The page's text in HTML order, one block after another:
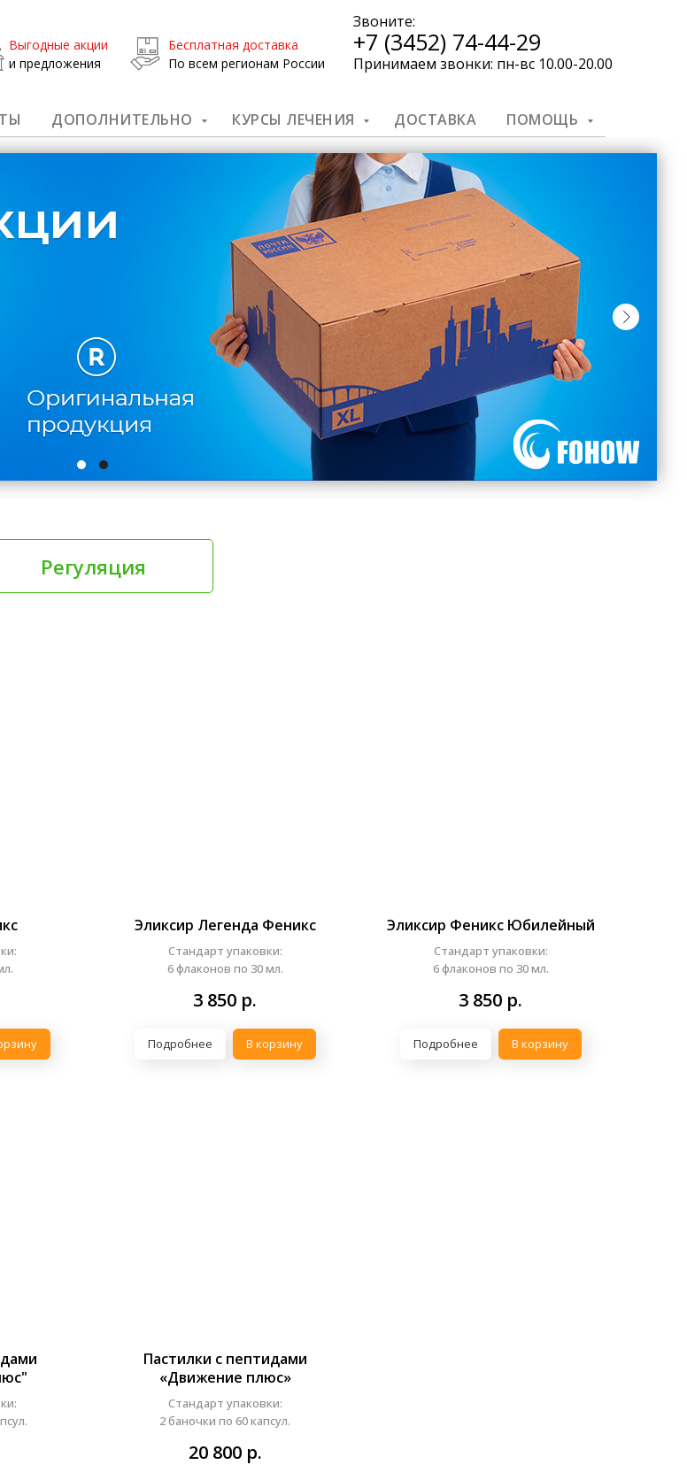
+7 (3452) 74-44-29
Звоните:
Принимаем звонки: пн-вс 10.00-20.00
Выгодные акции
и предложения
Бесплатная доставка
По всем регионам России
ДОПОЛНИТЕЛЬНО КУРСЫ ЛЕЧЕНИЯ ДОСТАВКА ПОМОЩЬ
Регуляция
Эликсир Легенда Феникс
Стандарт упаковки:
6 флаконов по 30 мл.
3 850 р.
Подробнее В корзину
Эликсир Феникс Юбилейный
Стандарт упаковки:
6 флаконов по 30 мл.
3 850 р.
Подробнее В корзину
Пастилки с пептидами
«Движение плюс»
Стандарт упаковки:
2 баночки по 60 капсул.
20 800 р.